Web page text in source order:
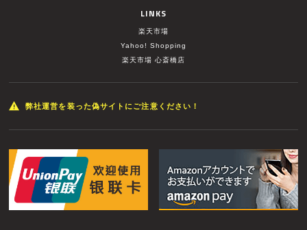
LINKS
楽天市場
Yahoo! Shopping
楽天市場 心斎橋店
弊社運営を装った偽サイトにご注意ください！